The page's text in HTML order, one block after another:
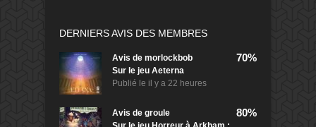
DERNIERS AVIS DES MEMBRES
Avis de morlockbob
Sur le jeu Aeterna
Publié le il y a 22 heures
70%
Avis de groule
80%